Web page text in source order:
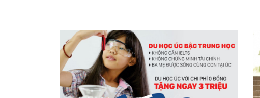
các trường đại học hàng đầu tại xứ sở
chuột túi xinh đẹp.